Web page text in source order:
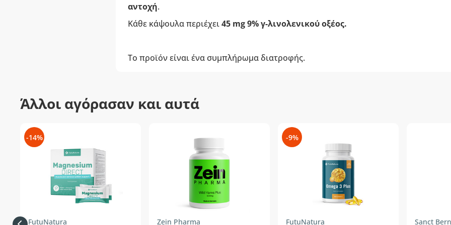
αντοχή.
Κάθε κάψουλα περιέχει45 mg 9% γ-λινολενικού οξέος.
Το προϊόν είναι ένα συμπλήρωμα διατροφής.
Άλλοι αγόρασαν και αυτά
-14%
FutuNatura Zein Pharma
-9%
FutuNatura Sanct